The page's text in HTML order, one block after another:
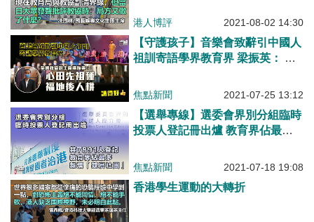
港人博評 2021-08-02 14:30
【守護孩子】音樂會致辭引中國人
祖訓寄語學界教育界 梁振英： 心
焦點新聞 2021-07-25 13:12
【選舉專線】選委會界別分組臨時
投票人登記冊出爐 教育界佔最多
焦點新聞 2021-07-18 19:08
香港學生運動的大轉折